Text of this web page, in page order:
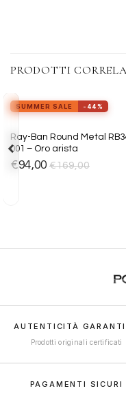
PRODOTTI
view_in_arProvalo ora
SUMMER SALE -44%
Ray-Ban Round Metal
001 – Oro arista
€94,00 €169,00
AUTENTICITÀ
Prodotti originali certificati
PAGAMENTI SICURI